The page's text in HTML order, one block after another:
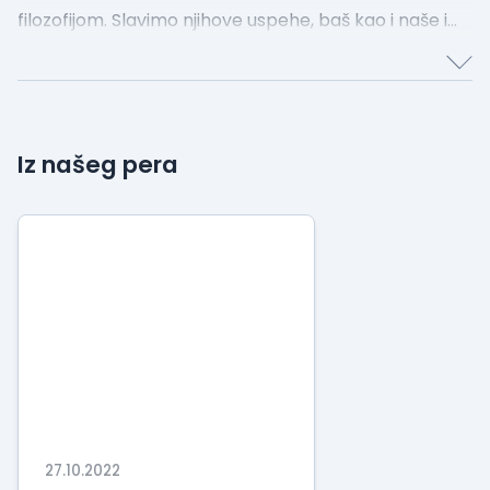
filozofijom. Slavimo njihove uspehe, baš kao i naše i
održavamo dobre odnose. Zbog toga, nije retko da
naši ljudi putuju u klijentske zemlje zbog posla, ali i radi
Iz našeg pera
27.10.2022